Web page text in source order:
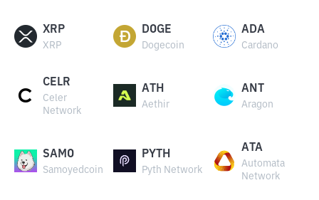
XRP
XRP
DOGE
Dogecoin
ADA
Cardano
CELR
Celer
Network
ATH
Aethir
ANT
Aragon
SAMO
Samoyedcoin
PYTH
Pyth Network
ATA
Automata
Network